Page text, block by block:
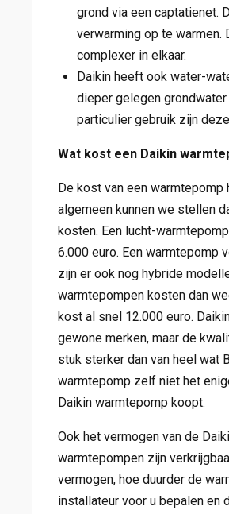
grond via een captatienet.
verwarming op te warmen.
complexer in elkaar.
Daikin heeft ook water-
dieper gelegen
particulier gebruik zijn
Wat kost een Daikin
De kost van een warmtepomp
algemeen kunnen we stellen
kosten. Een lucht-
6.000 euro. Een warmtepomp
zijn er ook nog hybride
warmtepompen kosten dan
kost al snel 12.000 euro.
gewone merken, maar de
stuk sterker dan van heel wat
warmtepomp zelf niet het
Daikin warmtepomp koopt.
Ook het vermogen van de
warmtepompen zijn
vermogen, hoe duurder de
installateur voor u bepalen en